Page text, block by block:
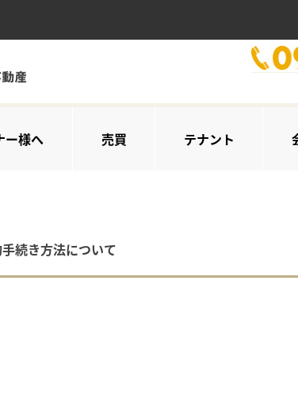
ー様へ 売買 テナント
続き方法について